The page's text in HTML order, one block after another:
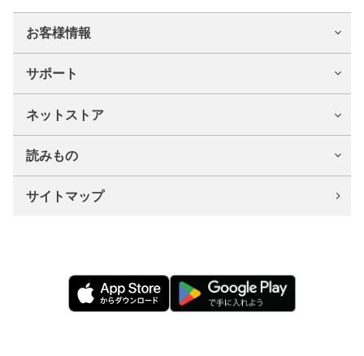
お客様情報
サポート
ネットストア
読みもの
サイトマップ